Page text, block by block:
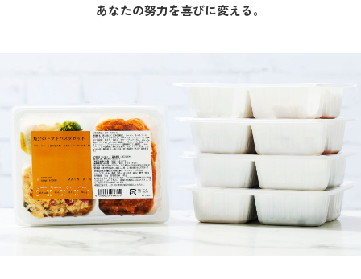
あなたの努力を喜びに変える。